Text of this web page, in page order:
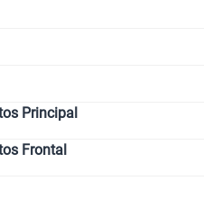
Principal
Frontal